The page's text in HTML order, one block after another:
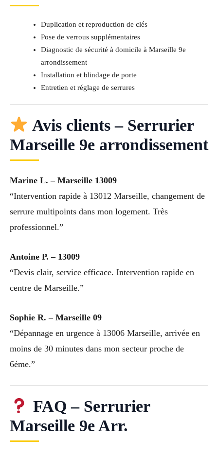
Duplication et reproduction de clés
Pose de verrous supplémentaires
Diagnostic de sécurité à domicile à Marseille 9e
arrondissement
Installation et blindage de porte
Entretien et réglage de serrures
Avis clients – Serrurier
Marseille 9e arrondissement
Marine L. – Marseille 13009
“Intervention rapide à 13012 Marseille, changement de
serrure multipoints dans mon logement. Très
professionnel.”
Antoine P. – 13009
“Devis clair, service efficace. Intervention rapide en
centre de Marseille.”
Sophie R. – Marseille 09
“Dépannage en urgence à 13006 Marseille, arrivée en
moins de 30 minutes dans mon secteur proche de
6éme.”
FAQ – Serrurier
Marseille 9e Arr.